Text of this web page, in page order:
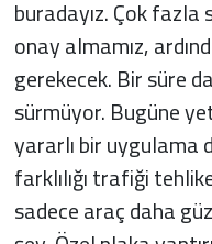
buradayız. Çok fazla
onay almamız,
gerekecek. Bir süre
sürmüyor. Bugüne
yararlı bir uygulama
farklılığı trafiği
sadece araç daha